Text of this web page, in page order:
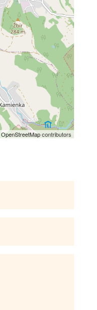
OpenStreetMapcontributors